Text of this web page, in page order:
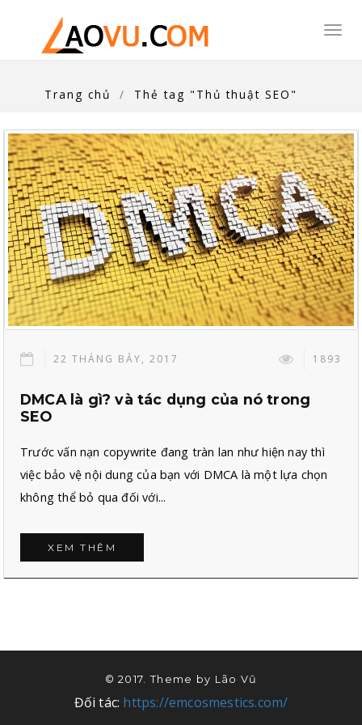
Trang chủ Thẻ tag "Thủ thuật SEO"
22 THÁNG BẢY, 2017 1893
DMCA là gì? và tác dụng của nó trong
SEO
Trước vấn nạn copywrite đang tràn lan như hiện nay thì
việc bảo vệ nội dung của bạn với DMCA là một lựa chọn
không thể bỏ qua đối với...
XEM THÊM
© 2017. Theme by Lão Vũ
Đối tác: https://emcosmestics.com/